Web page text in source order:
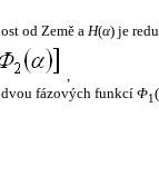
od Země aH(α) je
,
fázových funkcí Φ1(